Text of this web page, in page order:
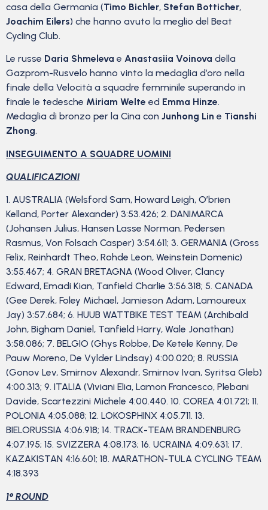
casa della Germania (Timo Bichler, Stefan Botticher,
Joachim Eilers) che hanno avuto la meglio del Beat
Cycling Club.
Le russe Daria Shmeleva e Anastasiia Voinova della
Gazprom-Rusvelo hanno vinto la medaglia d’oro nella
finale della Velocità a squadre femminile superando in
finale le tedesche Miriam Welte ed Emma Hinze.
Medaglia di bronzo per la Cina con Junhong Lin e Tianshi
Zhong.
INSEGUIMENTO A SQUADRE UOMINI
QUALIFICAZIONI
1. AUSTRALIA (Welsford Sam, Howard Leigh, O’brien
Kelland, Porter Alexander) 3:53.426; 2. DANIMARCA
(Johansen Julius, Hansen Lasse Norman, Pedersen
Rasmus, Von Folsach Casper) 3:54.611; 3. GERMANIA (Gross
Felix, Reinhardt Theo, Rohde Leon, Weinstein Domenic)
3:55.467; 4. GRAN BRETAGNA (Wood Oliver, Clancy
Edward, Emadi Kian, Tanfield Charlie 3:56.318; 5. CANADA
(Gee Derek, Foley Michael, Jamieson Adam, Lamoureux
Jay) 3:57.684; 6. HUUB WATTBIKE TEST TEAM (Archibald
John, Bigham Daniel, Tanfield Harry, Wale Jonathan)
3:58.086; 7. BELGIO (Ghys Robbe, De Ketele Kenny, De
Pauw Moreno, De Vylder Lindsay) 4:00.020; 8. RUSSIA
(Gonov Lev, Smirnov Alexandr, Smirnov Ivan, Syritsa Gleb)
4:00.313; 9. ITALIA (Viviani Elia, Lamon Francesco, Plebani
Davide, Scartezzini Michele 4:00.440. 10. COREA 4:01.721; 11.
POLONIA 4:05.088; 12. LOKOSPHINX 4:05.711. 13.
BIELORUSSIA 4:06.918; 14. TRACK-TEAM BRANDENBURG
4:07.195; 15. SVIZZERA 4:08.173; 16. UCRAINA 4:09.631; 17.
KAZAKISTAN 4:16.601; 18. MARATHON-TULA CYCLING TEAM
4:18.393
1° ROUND